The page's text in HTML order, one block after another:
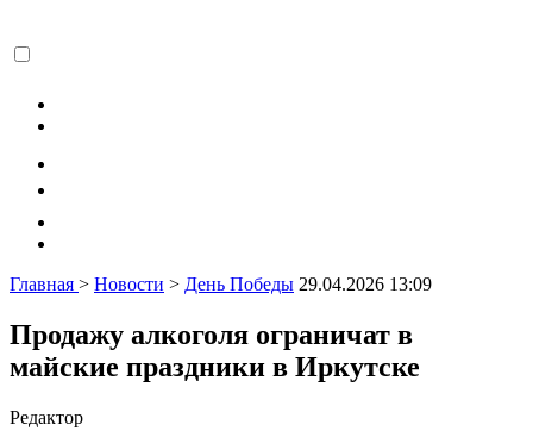
Главная > Новости > День Победы 29.04.2026 13:09
Продажу алкоголя ограничат в
майские праздники в Иркутске
Редактор